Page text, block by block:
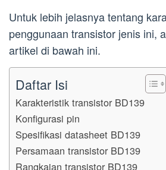
Untuk lebih jelasnya tentang
penggunaan transistor jenis ini,
artikel di bawah ini.
Daftar Isi
Karakteristik transistor BD139
Konfigurasi pin
Spesifikasi datasheet BD139
Persamaan transistor BD139
Rangkaian transistor BD139